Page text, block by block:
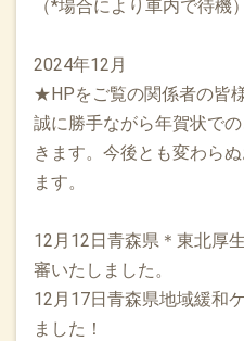
（*場合により車内で待機）
2024年12月
★HPをご覧の関係者の皆
誠に勝手ながら年賀状で
きます。今後とも変わら
ます。
12月12日青森県＊東北厚
審いたしました。
12月17日青森県地域緩和
ました！